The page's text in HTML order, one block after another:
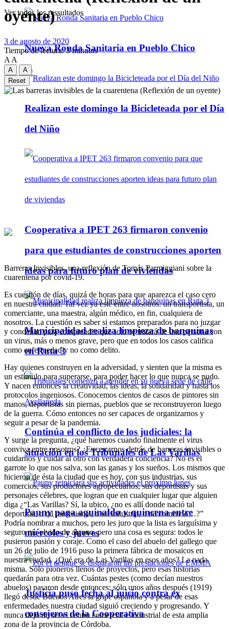
Nueva Ronda Sanitaria en Pueblo Chico
Realizan este domingo la Bicicleteada por el Día
del Niño
Cooperativa a IPET 263 firmaron convenio
para que estudiantes de construcciones aporten
ideas para futuro plan de viviendas
Municipalidad realiza limpieza de banquinas
en Ruta 3
Continúa el conflicto de los judiciales: la
situación en los Tribunales de Las Varillas
Pauny paga aguinaldo y quincena entre
miércoles y jueves
Justicia puso fecha al juicio contra ex
consejeros de la Cooperativa
Ver todos los ressultados
oyente)
3 de agosto de 2020
Tiempo de lectura: 3 minutos
A A
A
A
Reset
Barreras Invisibles, una reflexión de Tomás Parmiggiani sobre la
cuarentena por covid-19.
Es cuestión de días, quizá de horas para que aparezca el caso cero
en nuestra ciudad. Tal vez ya esté entre nosotros: un transportista, un
comerciante, una maestra, algún médico, en fin, cualquiera de
nosotros. La cuestión es saber si estamos preparados para no juzgar
y condenar, para comprender que solo se tratará de una persona con
un virus, más o menos grave, pero que en todos los casos califica
como enfermedad y no como delito.
Hay quienes construyen en la adversidad, y sienten que la misma es
un estímulo para superarse, para poder hacer lo que nunca se pudo.
Y nacen entonces la creatividad, las ideas, la solidaridad y hasta los
protocolos ingeniosos. Conocemos cientos de casos de pintores sin
manos, deportistas sin piernas, pueblos que se reconstruyeron luego
de la guerra. Cómo entonces no ser capaces de organizarnos y
seguir a pesar de la pandemia.
Y surge la pregunta, ¿qué haremos cuando finalmente el virus
conviva entre nosotros? ¿Encerrarnos detrás de barreras invisibles o
cuidarnos y cuidar al otro con verdadera conciencia? No es el
garrote lo que nos salva, son las ganas y los sueños. Los mismos que
hicieron de ésta la ciudad que es hoy, con sus industrias, sus
comercios, sus productores agropecuarios, sus deportistas y sus
personajes célebres, que logran que en cualquier lugar que alguien
diga ¿“Las Varillas? Sí, la ubico, ¿no es allí donde nació tal
deportista, o tal profesional, o tal industria, o tal comercio…?”
Podría nombrar a muchos, pero les juro que la lista es larguísima y
seguro me olvido de alguno, pero una cosa es segura: todos le
pusieron pasión y coraje. Como el caso del abuelo del gallego que
un 26 de julio de 1916 puso la primera fábrica de mosaicos en
nuestra ciudad. ¿Qué era de Las Varillas en esos años? La nada
misma. Sólo pioneros llenos de proyectos, pero esas historias
quedarán para otra vez. Cuántas pestes (como decían nuestros
abuelos) pasaron desde entonces; sólo unos años después (1919)
llegó desde Buenos Aires la gripe española y a pesar de esas
enfermedades nuestra ciudad siguió creciendo y progresando. Y
nunca dejó de ser el centro comercial e industrial de esta amplia
zona de la provincia de Córdoba.